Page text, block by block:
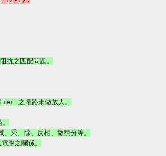
抗之匹配問題。
之電路來做放大。
乘、除、反相、微積分等。
壓之關係。